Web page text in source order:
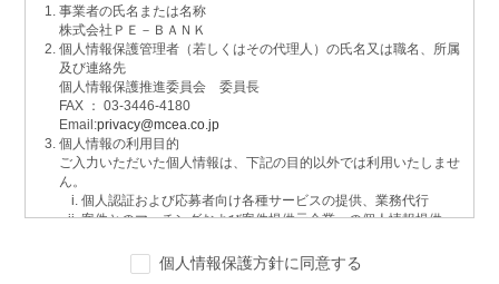
事業者の氏名または名称
株式会社ＰＥ－ＢＡＮＫ
個人情報保護管理者（若しくはその代理人）の氏名又は職名、所属
及び連絡先
個人情報保護推進委員会 委員長
FAX ： 03-3446-4180
Email:privacy@mcea.co.jp
個人情報の利用目的
ご入力いただいた個人情報は、下記の目的以外では利用いたしませ
ん。
個人認証および応募者向け各種サービスの提供、業務代行
案件とのマッチングおよび案件提供元企業への個人情報提供
サービスに関するご意見、お問い合わせへの回答
ご要望の分析、各種統計データの算出と分析
個人情報保護方針に同意する